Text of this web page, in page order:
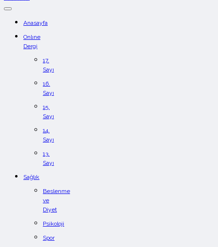
Anasayfa
Onlıne
Dergi
17.
Sayı
16.
Sayı
15.
Sayı
14.
Sayı
13.
Sayı
Sağlık
Beslenme
ve
Diyet
Psikoloji
Spor